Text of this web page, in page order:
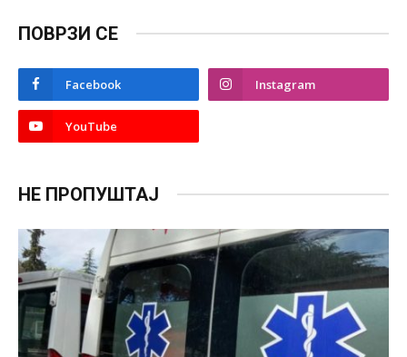
ПОВРЗИ СЕ
Facebook Instagram
YouTube
НЕ ПРОПУШТАЈ